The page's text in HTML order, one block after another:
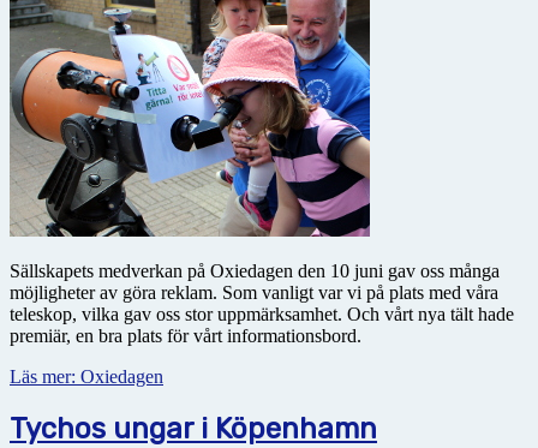
Sällskapets medverkan på Oxiedagen den 10 juni gav oss många
möjligheter av göra reklam. Som vanligt var vi på plats med våra
teleskop, vilka gav oss stor uppmärksamhet. Och vårt nya tält hade
premiär, en bra plats för vårt informationsbord.
Läs mer: Oxiedagen
Tychos ungar i Köpenhamn